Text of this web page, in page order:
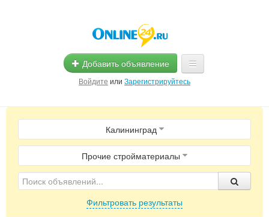
Добавить объявление
Войдите или Зарегистрируйтесь
Главная
Помощь
Услуги
Магазины
Калининград
Прочие стройматериалы
Фильтровать результаты